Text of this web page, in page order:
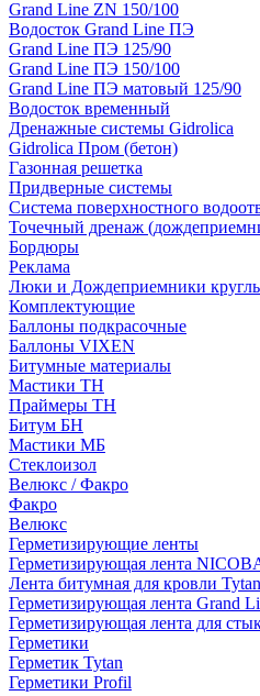
Grand Line ZN 150/100
Водосток Grand Line ПЭ
Grand Line ПЭ 125/90
Grand Line ПЭ 150/100
Grand Line ПЭ матовый 125/90
Водосток временный
Дренажные системы Gidrolica
Gidrolica Пром (бетон)
Газонная решетка
Придверные системы
Система поверхностного
Точечный дренаж
Бордюры
Рекламa
Люки и Дождеприемники
Комплектующие
Баллоны подкрасочные
Баллоны VIXEN
Битумные материалы
Мастики ТН
Праймеры ТН
Битум БН
Мастики МБ
Стеклоизол
Велюкс / Факро
Факро
Велюкс
Герметизирующие ленты
Герметизирующая лента
Лента битумная для кровли Tytan
Герметизирующая лента Grand
Герметизирующая лента для
Герметики
Герметик Tytan
Герметики Profil